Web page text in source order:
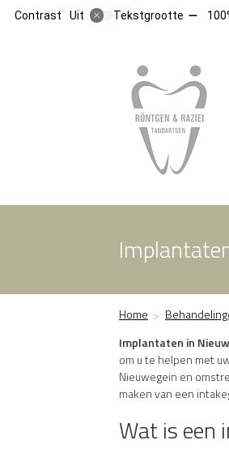
Contrast Uit Tekstgrootte Tekst
Home
Implantaten in
om u te helpen met
Nieuwegein en
maken van een
Wat is een